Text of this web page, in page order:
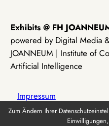
Exhibits @ FH
powered by Digital Media
JOANNEUM | Institute of
Artificial Intelligence
Impressum
Zum Ändern Ihrer